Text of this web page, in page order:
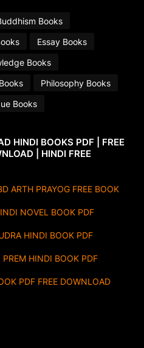
Books
Essay Books
Books
Philosophy Books
Books
HINDI BOOKS PDF | FREE
| HINDI FREE
ARTH PRAYOG FREE BOOK
NOVEL BOOK PDF
HINDI BOOK PDF
PREM HINDI BOOK PDF
PDF FREE DOWNLOAD